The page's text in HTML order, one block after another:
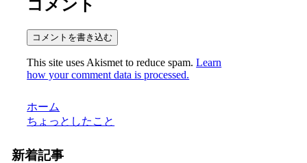
コメント
コメントを書き込む
This site uses Akismet to reduce spam.Learn
how your comment data is processed.
ホーム
ちょっとしたこと
新着記事